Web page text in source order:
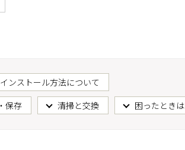
インストール方法について
保存 清掃と交換 困ったときは